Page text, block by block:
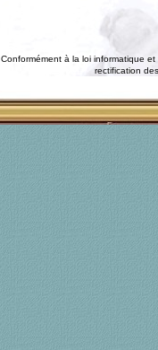
Conformément à la loi informatique
rectification